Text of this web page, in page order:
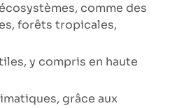
comme des
forêts tropicales,
y compris en haute
grâce aux